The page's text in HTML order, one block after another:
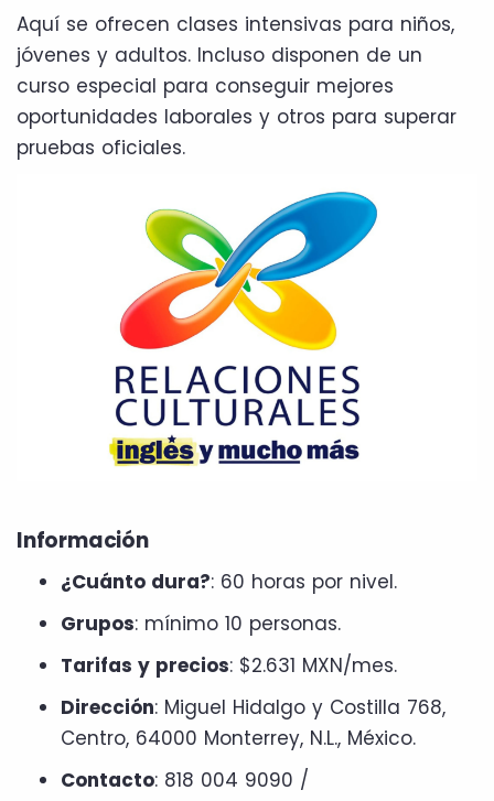
Aquí se ofrecen clases intensivas para niños,
jóvenes y adultos. Incluso disponen de un
curso especial para conseguir mejores
oportunidades laborales y otros para superar
pruebas oficiales.
Información
¿Cuánto dura?: 60 horas por nivel.
Grupos: mínimo 10 personas.
Tarifas y precios: $2.631 MXN/mes.
Dirección: Miguel Hidalgo y Costilla 768,
Centro, 64000 Monterrey, N.L., México.
Contacto: 818 004 9090 /